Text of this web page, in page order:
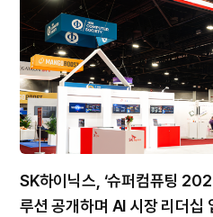
SK하이닉스, ‘슈퍼컴퓨팅
루션 공개하며 AI 시장 리더십